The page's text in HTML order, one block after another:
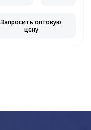
Запросить оптовую
цену